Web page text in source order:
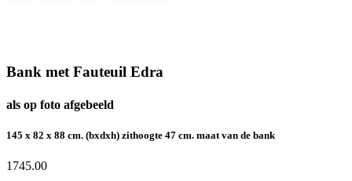
Bank met Fauteuil Edra
als op foto afgebeeld
145 x 82 x 88 cm. (bxdxh) zithoogte 47 cm. maat van de bank
1745.00